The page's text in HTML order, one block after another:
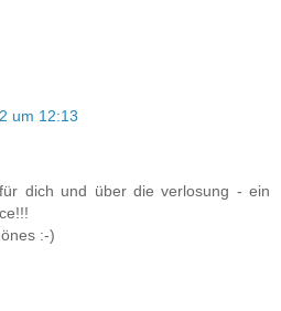
um 12:13
dich und über die verlosung - ein
:-)